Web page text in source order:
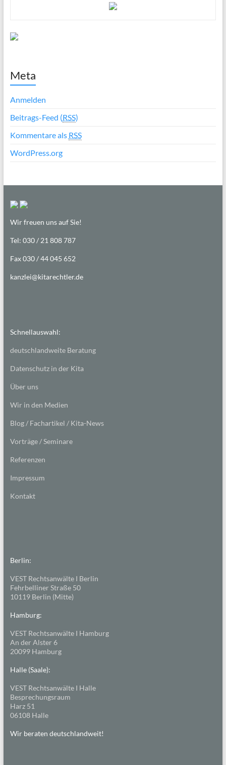
Meta
Anmelden
Beitrags-Feed (RSS)
Kommentare als RSS
WordPress.org
Wir freuen uns auf Sie!
Tel: 030 / 21 808 787
Fax 030 / 44 045 652
kanzlei@kitarechtler.de
Schnellauswahl:
deutschlandweite Beratung
Datenschutz in der Kita
Über uns
Wir in den Medien
Blog / Fachartikel / Kita-News
Vorträge / Seminare
Referenzen
Impressum
Kontakt
Berlin:
VEST Rechtsanwälte I Berlin
Fehrbelliner Straße 50
10119 Berlin (Mitte)
Hamburg:
VEST Rechtsanwälte I Hamburg
An der Alster 6
20099 Hamburg
Halle (Saale):
VEST Rechtsanwälte I Halle
Besprechungsraum
Harz 51
06108 Halle
Wir beraten deutschlandweit!